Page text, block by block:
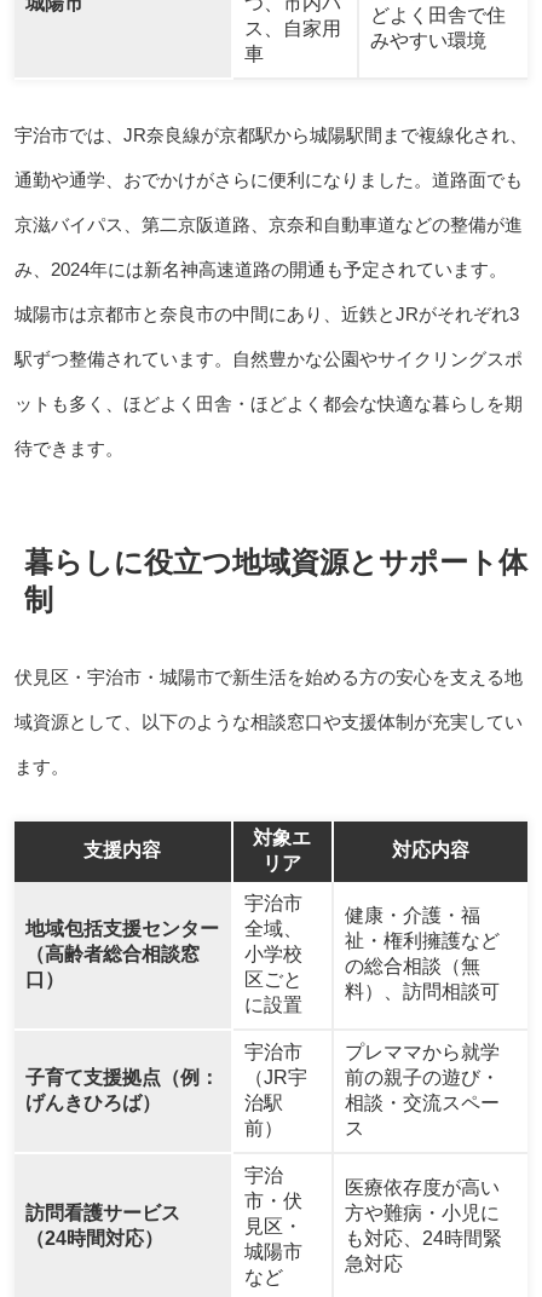
ス、自家用
車
どよく田舎で住
みやすい環境
宇治市では、JR奈良線が京都駅から城陽駅間まで複線化され、
通勤や通学、おでかけがさらに便利になりました。道路面でも
京滋バイパス、第二京阪道路、京奈和自動車道などの整備が進
み、2024年には新名神高速道路の開通も予定されています。
城陽市は京都市と奈良市の中間にあり、近鉄とJRがそれぞれ3
駅ずつ整備されています。自然豊かな公園やサイクリングスポ
ットも多く、ほどよく田舎・ほどよく都会な快適な暮らしを期
待できます。
暮らしに役立つ地域資源とサポート体
制
伏見区・宇治市・城陽市で新生活を始める方の安心を支える地
域資源として、以下のような相談窓口や支援体制が充実してい
ます。
支援内容
対象エ
リア
対応内容
地域包括支援センター
（高齢者総合相談窓
口）
宇治市
全域、
小学校
区ごと
に設置
健康・介護・福
祉・権利擁護など
の総合相談（無
料）、訪問相談可
子育て支援拠点（例：
げんきひろば）
宇治市
（JR宇
治駅
前）
プレママから就学
前の親子の遊び・
相談・交流スペー
ス
訪問看護サービス
（24時間対応）
宇治
市・伏
見区・
城陽市
など
医療依存度が高い
方や難病・小児に
も対応、24時間緊
急対応